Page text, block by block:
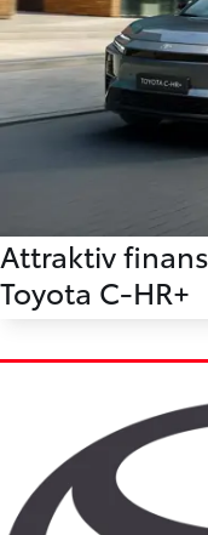
Attraktiv
Toyota C-HR+